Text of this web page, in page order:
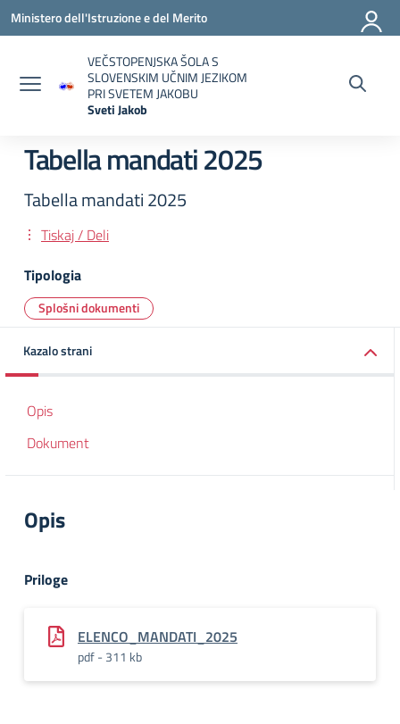
Vai ai contenuti
Vai al menu di navigazione
Vai al footer
Ministero dell'Istruzione e del Merito
VEČSTOPENJSKA ŠOLA S
SLOVENSKIM UČNIM JEZIKOM
PRI SVETEM JAKOBU
Sveti Jakob
Tabella mandati 2025
Tabella mandati 2025
Tiskaj / Deli
Tipologia
Splošni dokumenti
Kazalo strani
Opis
Dokument
Opis
Priloge
ELENCO_MANDATI_2025
pdf - 311 kb